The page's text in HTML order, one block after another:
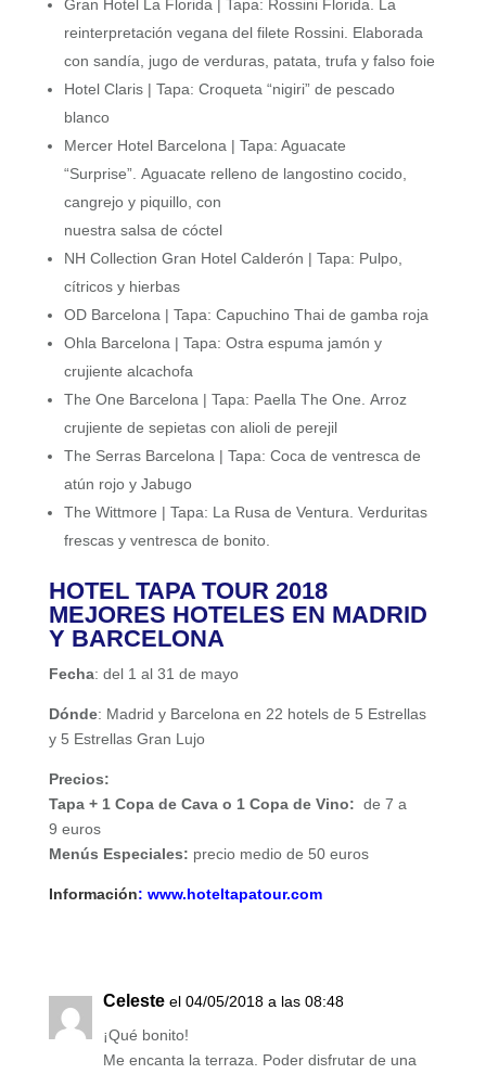
Gran Hotel La Florida | Tapa: Rossini Florida. La
reinterpretación vegana del filete Rossini. Elaborada
con sandía, jugo de verduras, patata, trufa y falso foie
Hotel Claris | Tapa: Croqueta “nigiri” de pescado
blanco
Mercer Hotel Barcelona | Tapa: Aguacate
“Surprise”. Aguacate relleno de langostino cocido,
cangrejo y piquillo, con
nuestra salsa de cóctel
NH Collection Gran Hotel Calderón | Tapa: Pulpo,
cítricos y hierbas
OD Barcelona | Tapa: Capuchino Thai de gamba roja
Ohla Barcelona | Tapa: Ostra espuma jamón y
crujiente alcachofa
The One Barcelona | Tapa: Paella The One. Arroz
crujiente de sepietas con alioli de perejil
The Serras Barcelona | Tapa: Coca de ventresca de
atún rojo y Jabugo
The Wittmore | Tapa: La Rusa de Ventura. Verduritas
frescas y ventresca de bonito.
HOTEL TAPA TOUR 2018
MEJORES HOTELES EN MADRID
Y BARCELONA
Fecha: del 1 al 31 de mayo
Dónde: Madrid y Barcelona en 22 hotels de 5 Estrellas
y 5 Estrellas Gran Lujo
Precios:
Tapa + 1 Copa de Cava o 1 Copa de Vino: de 7 a
9 euros
Menús Especiales: precio medio de 50 euros
Información: www.hoteltapatour.com
Celeste el 04/05/2018 a las 08:48
¡Qué bonito!
Me encanta la terraza. Poder disfrutar de una